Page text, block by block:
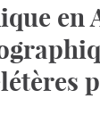
en